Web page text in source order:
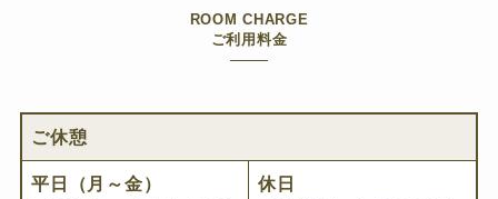
ROOM CHARGE
ご利用料金
ご休憩
平日（月～金）
休日